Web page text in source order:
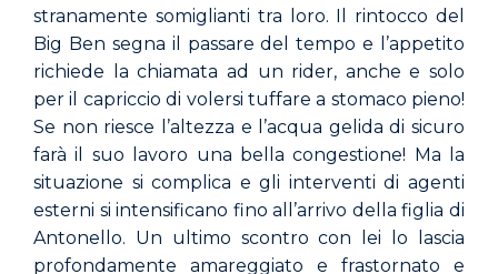
stranamente somiglianti tra loro. Il rintocco del
Big Ben segna il passare del tempo e l’appetito
richiede la chiamata ad un rider, anche e solo
per il capriccio di volersi tuffare a stomaco pieno!
Se non riesce l’altezza e l’acqua gelida di sicuro
farà il suo lavoro una bella congestione! Ma la
situazione si complica e gli interventi di agenti
esterni si intensificano fino all’arrivo della figlia di
Antonello. Un ultimo scontro con lei lo lascia
profondamente amareggiato e frastornato e